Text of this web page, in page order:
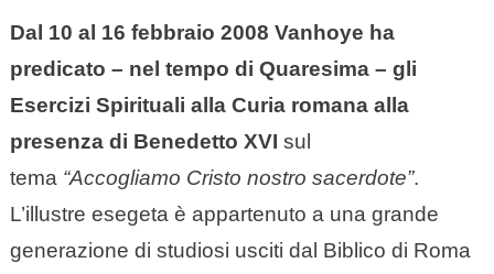
Dal 10 al 16 febbraio 2008 Vanhoye ha
predicato – nel tempo di Quaresima – gli
Esercizi Spirituali alla Curia romana alla
presenza di Benedetto XVI sul
tema “Accogliamo Cristo nostro sacerdote”.
L’illustre esegeta è appartenuto a una grande
generazione di studiosi usciti dal Biblico di Roma